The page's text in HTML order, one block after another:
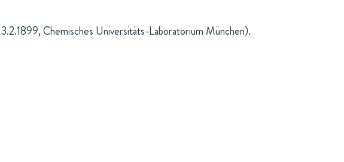
Chemisches Universitäts-Laboratorium München).